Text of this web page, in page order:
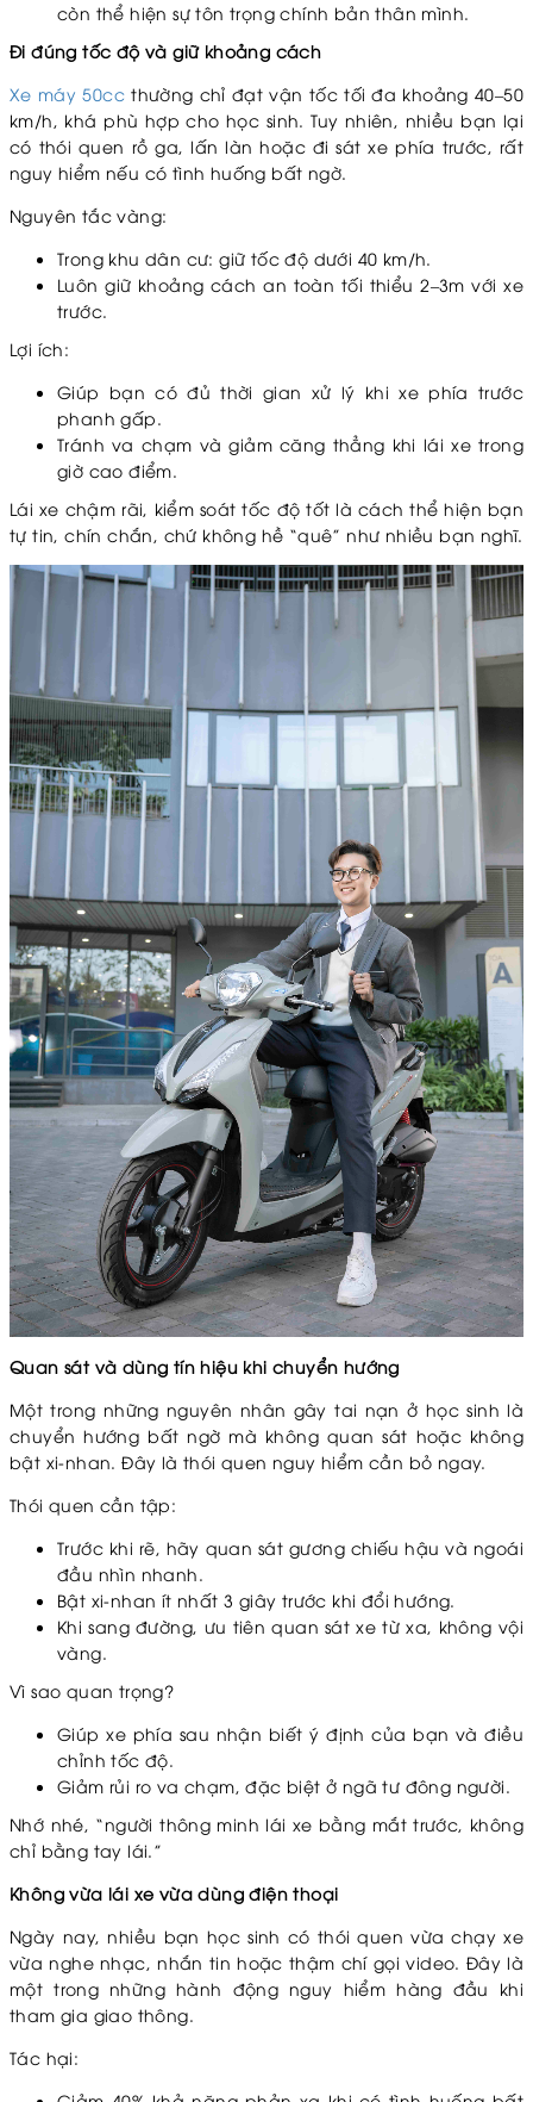
còn thể hiện sự tôn trọng chính bản thân mình.
Đi đúng tốc độ và giữ khoảng cách
Xe máy 50ccthường chỉ đạt vận tốc tối đa khoảng 40–50
km/h, khá phù hợp cho học sinh. Tuy nhiên, nhiều bạn lại
có thói quen rồ ga, lấn làn hoặc đi sát xe phía trước, rất
nguy hiểm nếu có tình huống bất ngờ.
Nguyên tắc vàng:
Trong khu dân cư: giữ tốc độ dưới 40 km/h.
Luôn giữ khoảng cách an toàn tối thiểu 2–3m với xe
trước.
Lợi ích:
Giúp bạn có đủ thời gian xử lý khi xe phía trước
phanh gấp.
Tránh va chạm và giảm căng thẳng khi lái xe trong
giờ cao điểm.
Lái xe chậm rãi, kiểm soát tốc độ tốt là cách thể hiện bạn
tự tin, chín chắn, chứ không hề “quê” như nhiều bạn nghĩ.
Quan sát và dùng tín hiệu khi chuyển hướng
Một trong những nguyên nhân gây tai nạn ở học sinh là
chuyển hướng bất ngờ mà không quan sát hoặc không
bật xi-nhan. Đây là thói quen nguy hiểm cần bỏ ngay.
Thói quen cần tập:
Trước khi rẽ, hãy quan sát gương chiếu hậu và ngoái
đầu nhìn nhanh.
Bật xi-nhan ít nhất 3 giây trước khi đổi hướng.
Khi sang đường, ưu tiên quan sát xe từ xa, không vội
vàng.
Vì sao quan trọng?
Giúp xe phía sau nhận biết ý định của bạn và điều
chỉnh tốc độ.
Giảm rủi ro va chạm, đặc biệt ở ngã tư đông người.
Nhớ nhé, “người thông minh lái xe bằng mắt trước, không
chỉ bằng tay lái.”
Không vừa lái xe vừa dùng điện thoại
Ngày nay, nhiều bạn học sinh có thói quen vừa chạy xe
vừa nghe nhạc, nhắn tin hoặc thậm chí gọi video. Đây là
một trong những hành động nguy hiểm hàng đầu khi
tham gia giao thông.
Tác hại: